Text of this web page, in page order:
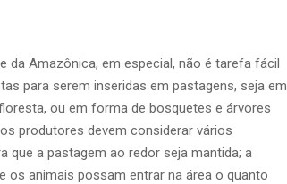
da Amazônica, em especial, não é tarefa fácil
para serem inseridas em pastagens, seja em
ou em forma de bosquetes e árvores
produtores devem considerar vários
que a pastagem ao redor seja mantida; a
os animais possam entrar na área o quanto